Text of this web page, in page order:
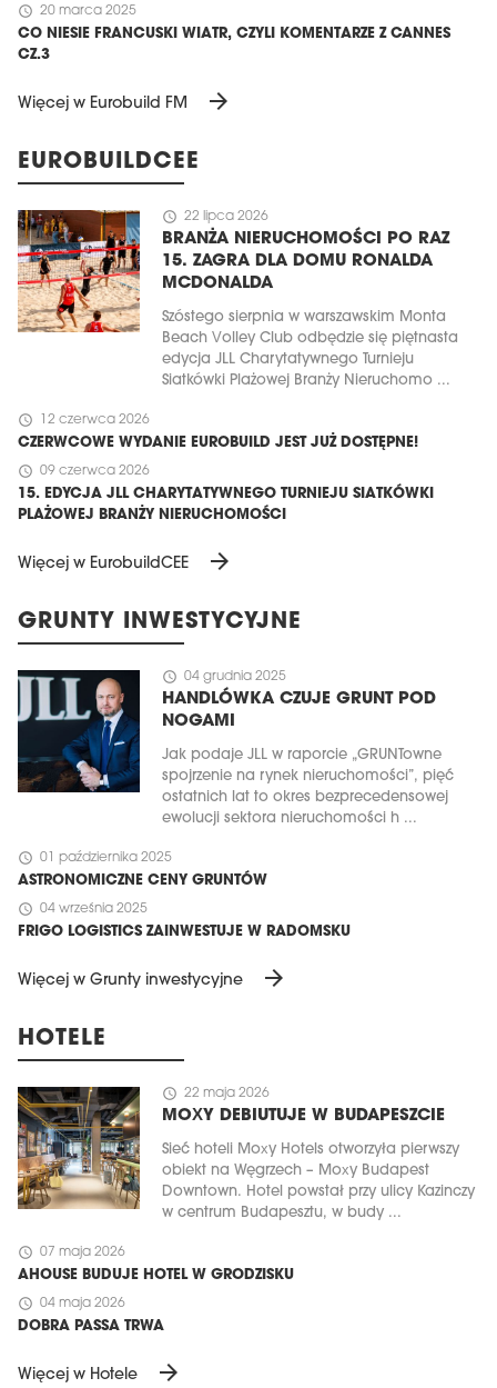
schedule 20 marca 2025
CO NIESIE FRANCUSKI WIATR, CZYLI KOMENTARZE Z CANNES
CZ.3
Więcej w Eurobuild FM arrow_forward
EUROBUILDCEE
schedule 22 lipca 2026
BRANŻA NIERUCHOMOŚCI PO RAZ
15. ZAGRA DLA DOMU RONALDA
MCDONALDA
Szóstego sierpnia w warszawskim Monta
Beach Volley Club odbędzie się piętnasta
edycja JLL Charytatywnego Turnieju
Siatkówki Plażowej Branży Nieruchomo ...
schedule 12 czerwca 2026
CZERWCOWE WYDANIE EUROBUILD JEST JUŻ DOSTĘPNE!
schedule 09 czerwca 2026
15. EDYCJA JLL CHARYTATYWNEGO TURNIEJU SIATKÓWKI
PLAŻOWEJ BRANŻY NIERUCHOMOŚCI
Więcej w EurobuildCEE arrow_forward
GRUNTY INWESTYCYJNE
schedule 04 grudnia 2025
HANDLÓWKA CZUJE GRUNT POD
NOGAMI
Jak podaje JLL w raporcie „GRUNTowne
spojrzenie na rynek nieruchomości”, pięć
ostatnich lat to okres bezprecedensowej
ewolucji sektora nieruchomości h ...
schedule 01 października 2025
ASTRONOMICZNE CENY GRUNTÓW
schedule 04 września 2025
FRIGO LOGISTICS ZAINWESTUJE W RADOMSKU
Więcej w Grunty inwestycyjne arrow_forward
HOTELE
schedule 22 maja 2026
MOXY DEBIUTUJE W BUDAPESZCIE
Sieć hoteli Moxy Hotels otworzyła pierwszy
obiekt na Węgrzech – Moxy Budapest
Downtown. Hotel powstał przy ulicy Kazinczy
w centrum Budapesztu, w budy ...
schedule 07 maja 2026
AHOUSE BUDUJE HOTEL W GRODZISKU
schedule 04 maja 2026
DOBRA PASSA TRWA
Więcej w Hotele arrow_forward